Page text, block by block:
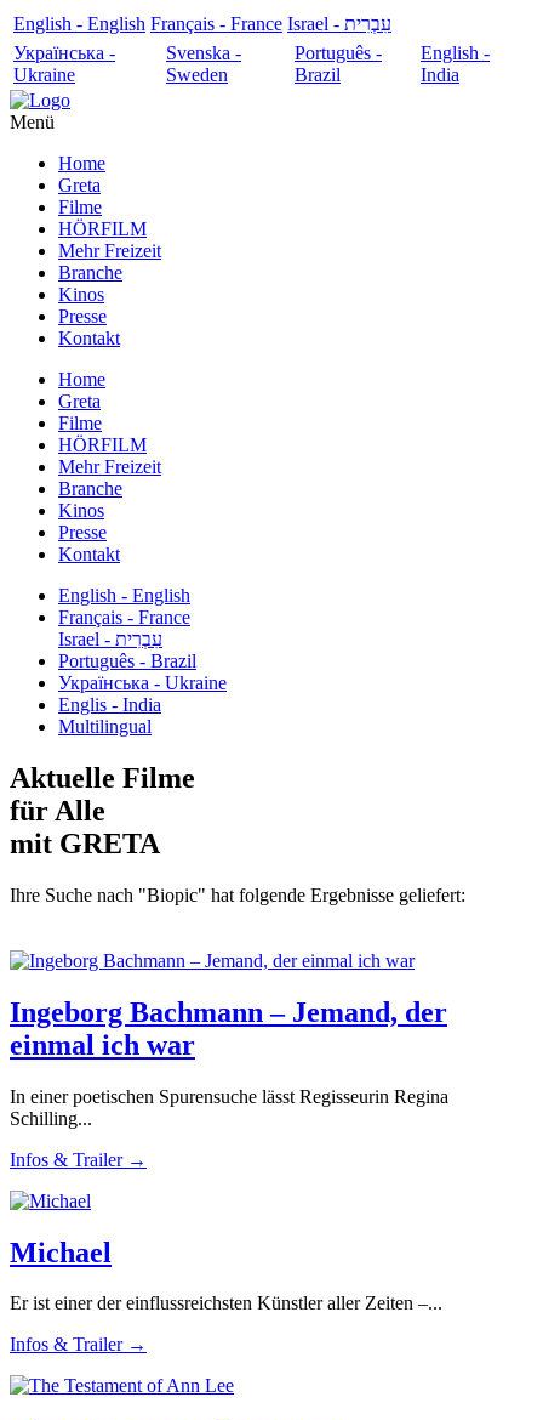
English - English Français - France
עִבְרִית - Israel
Українська -
Ukraine
Svenska -
Sweden
Português -
Brazil
English -
India
Menü
Home
Greta
Filme
HÖRFILM
Mehr Freizeit
Branche
Kinos
Presse
Kontakt
Home
Greta
Filme
HÖRFILM
Mehr Freizeit
Branche
Kinos
Presse
Kontakt
English - English
Français - France
עִבְרִית - Israel
Português - Brazil
Українська - Ukraine
Englis - India
Multilingual
Aktuelle Filme
für Alle
mit GRETA
Ihre Suche nach "Biopic" hat folgende Ergebnisse geliefert:
Ingeborg Bachmann – Jemand, der
einmal ich war
In einer poetischen Spurensuche lässt Regisseurin Regina
Schilling...
Infos & Trailer →
Michael
Er ist einer der einflussreichsten Künstler aller Zeiten –...
Infos & Trailer →